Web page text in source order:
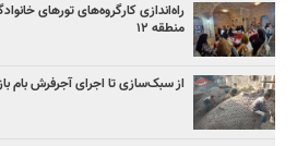
راه‌اندازی کارگروه‌های تورهای
منطقه ۱۲
از سبک‌سازی تا اجرای آجرفرش بام